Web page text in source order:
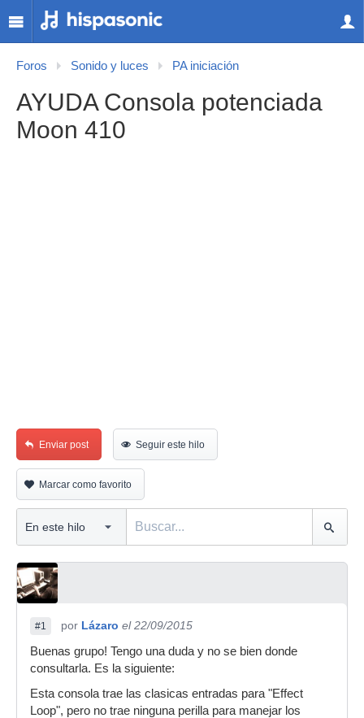
Foros Sonido y luces PA iniciación
AYUDA Consola potenciada
Moon 410
Enviar post Seguir este hilo
Marcar como favorito
#1 por Lázaro el 22/09/2015
Buenas grupo! Tengo una duda y no se bien donde
consultarla. Es la siguiente:
Esta consola trae las clasicas entradas para "Effect
Loop", pero no trae ninguna perilla para manejar los